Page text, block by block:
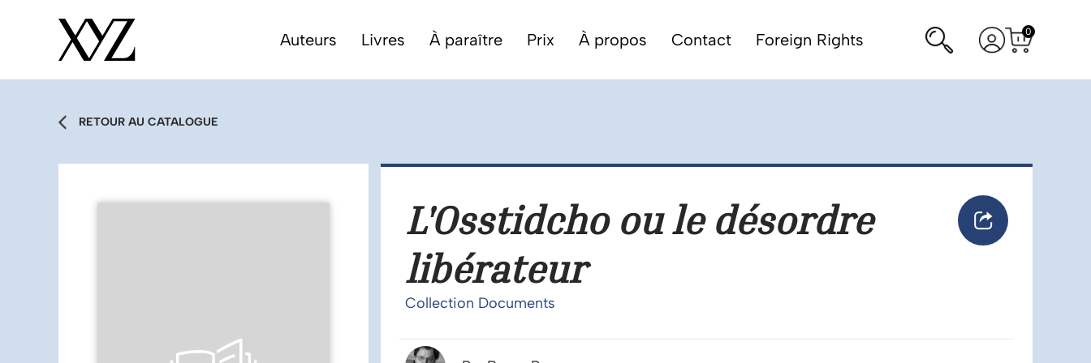
Auteurs Livres À paraître Prix À propos Contact Foreign Rights RechercherVoir
mon
Voir
le
0
RETOUR AU CATALOGUE
L'Osstidcho ou le désordre
libérateur
Collection Documents